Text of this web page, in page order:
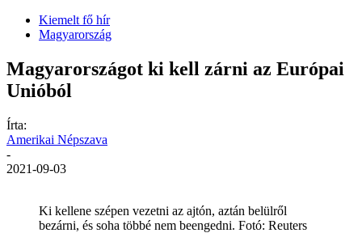
Kiemelt fő hír
Magyarország
Magyarországot ki kell zárni az Európai
Unióból
Írta:
Amerikai Népszava
-
2021-09-03
Ki kellene szépen vezetni az ajtón, aztán belülről
bezárni, és soha többé nem beengedni. Fotó: Reuters